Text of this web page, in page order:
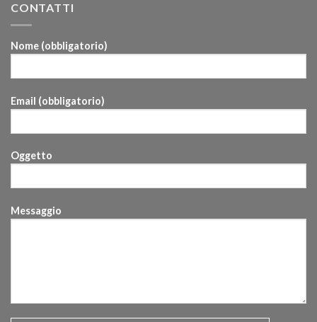
CONTATTI
Nome (obbligatorio)
Email (obbligatorio)
Oggetto
Messaggio